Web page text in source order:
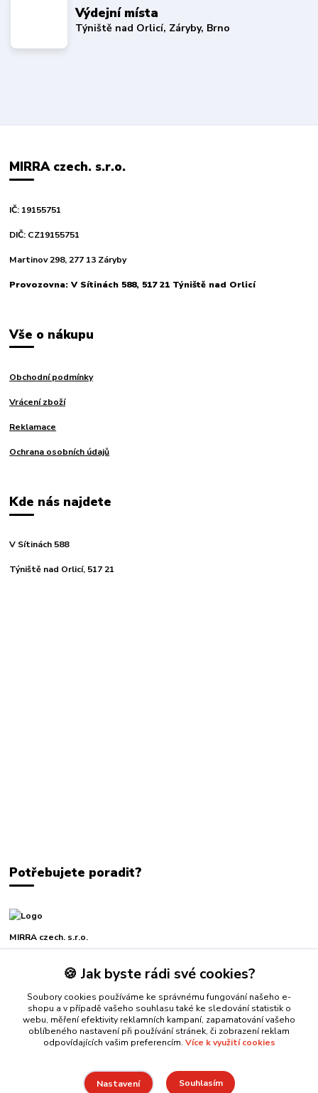
Výdejní místa
Týniště nad Orlicí, Záryby, Brno
MIRRA czech. s.r.o.
IČ: 19155751
DIČ: CZ19155751
Martinov 298, 277 13 Záryby
Provozovna: V Sítinách 588, 517 21 Týniště nad Orlicí
Vše o nákupu
Obchodní podmínky
Vrácení zboží
Reklamace
Ochrana osobních údajů
Kde nás najdete
V Sítinách 588
Týniště nad Orlicí, 517 21
Potřebujete poradit?
MIRRA czech. s.r.o.
+420 739 229 771
mirra@mirra.cz
🍪 Jak byste rádi své cookies?
Soubory cookies používáme ke správnému fungování našeho e-
shopu a v případě vašeho souhlasu také ke sledování statistik o
webu, měření efektivity reklamních kampaní, zapamatování vašeho
oblíbeného nastavení při používání stránek, či zobrazení reklam
odpovídajících vašim preferencím. Více k využití cookies
Nastavení Souhlasím